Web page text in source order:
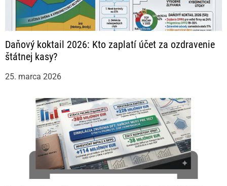
Daňový koktail 2026: Kto zaplatí účet za ozdravenie
štátnej kasy?
25. marca 2026